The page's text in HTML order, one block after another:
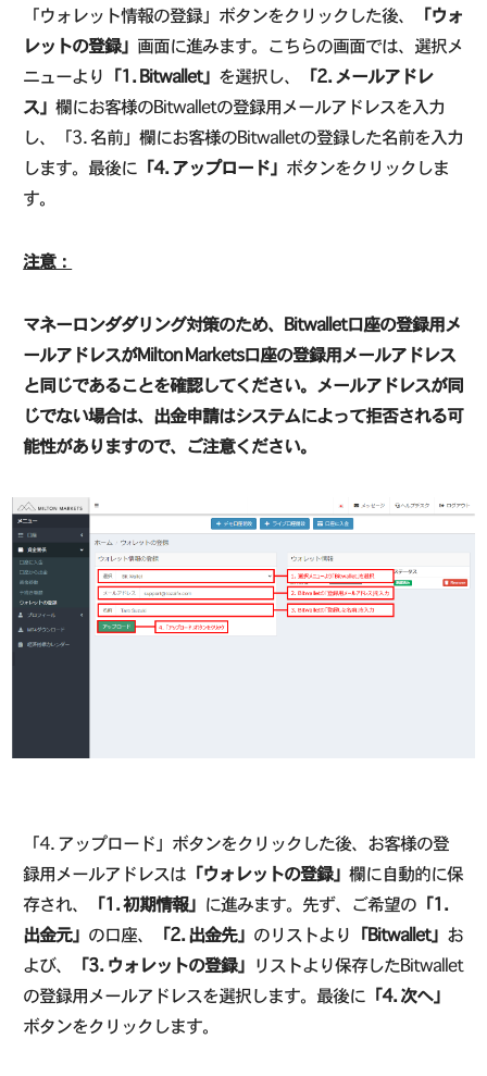
「ウォレット情報の登録」ボタンをクリックした後、
「ウォ
レットの登録」 画面に進みます。こちらの画面では、選択メ
ニューより 「1. Bitwallet」 を選択し、
「2. メールアドレ
ス」欄にお客様のBitwalletの登録用メールアドレスを入力
し、「3. 名前」欄にお客様のBitwalletの登録した名前を入力
します。最後に 「4. アップロード」 ボタンをクリックしま
す。
注意：
マネーロンダダリング対策のため、Bitwallet口座の登録用メ
ールアドレスがMilton Markets口座の登録用メールアドレス
と同じであることを確認してください。メールアドレスが同
じでない場合は、出金申請はシステムによって拒否される可
能性がありますので、ご注意ください。
「4. アップロード」ボタンをクリックした後、お客様の登
録用メールアドレスは 「ウォレットの登録」欄に自動的に保
存され、
「1. 初期情報」 に進みます。先ず、ご希望の 「1.
出金元」 の口座、 「2. 出金先」 のリストより 「Bitwallet」 お
よび、
「3. ウォレットの登録」 リストより保存したBitwallet
の登録用メールアドレスを選択します。最後に 「4. 次へ」
ボタンをクリックします。